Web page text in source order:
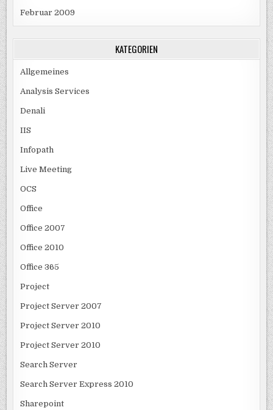
Februar 2009
KATEGORIEN
Allgemeines
Analysis Services
Denali
IIS
Infopath
Live Meeting
OCS
Office
Office 2007
Office 2010
Office 365
Project
Project Server 2007
Project Server 2010
Project Server 2010
Search Server
Search Server Express 2010
Sharepoint